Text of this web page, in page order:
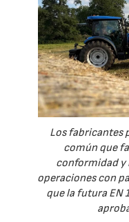
Los fabricantes
común que
conformidad y
operaciones con
que la futura EN